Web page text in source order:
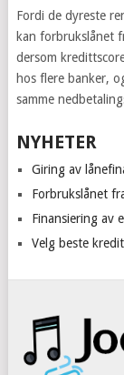
Fordi de dyreste
kan forbrukslånet
dersom
hos flere banker,
samme
NYHETER
Giring av
Forbrukslånet
Finansiering av
Velg beste